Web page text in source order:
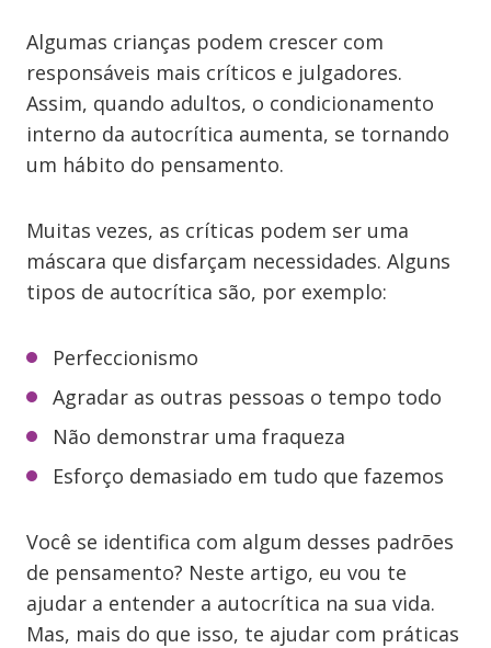
Algumas crianças podem crescer com
responsáveis mais críticos e julgadores.
Assim, quando adultos, o condicionamento
interno da autocrítica aumenta, se tornando
um hábito do pensamento.
Muitas vezes, as críticas podem ser uma
máscara que disfarçam necessidades. Alguns
tipos de autocrítica são, por exemplo:
Perfeccionismo
Agradar as outras pessoas o tempo todo
Não demonstrar uma fraqueza
Esforço demasiado em tudo que fazemos
Você se identifica com algum desses padrões
de pensamento? Neste artigo, eu vou te
ajudar a entender a autocrítica na sua vida.
Mas, mais do que isso, te ajudar com práticas